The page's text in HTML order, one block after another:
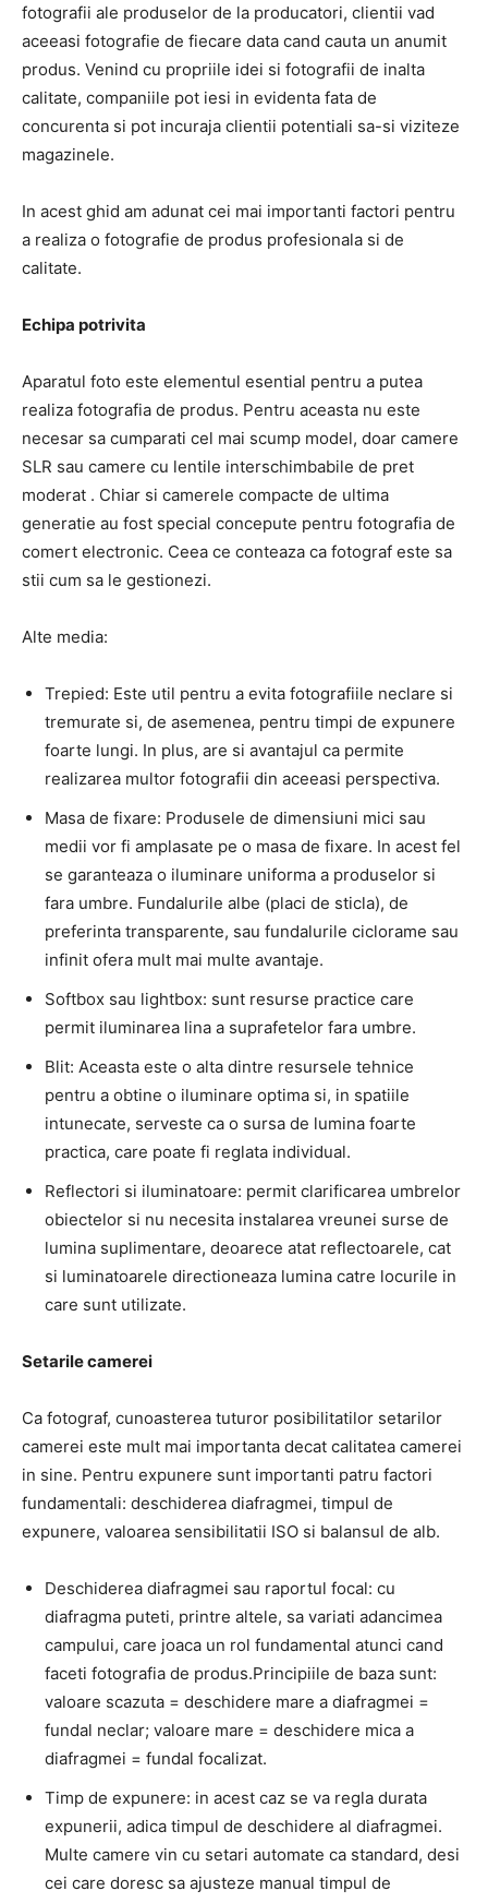
fotografii ale produselor de la producatori, clientii vad
aceeasi fotografie de fiecare data cand cauta un anumit
produs. Venind cu propriile idei si fotografii de inalta
calitate, companiile pot iesi in evidenta fata de
concurenta si pot incuraja clientii potentiali sa-si viziteze
magazinele.
In acest ghid am adunat cei mai importanti factori pentru
a realiza o fotografie de produs profesionala si de
calitate.
Echipa potrivita
Aparatul foto este elementul esential pentru a putea
realiza fotografia de produs. Pentru aceasta nu este
necesar sa cumparati cel mai scump model, doar camere
SLR sau camere cu lentile interschimbabile de pret
moderat . Chiar si camerele compacte de ultima
generatie au fost special concepute pentru fotografia de
comert electronic. Ceea ce conteaza ca fotograf este sa
stii cum sa le gestionezi.
Alte media:
Trepied: Este util pentru a evita fotografiile neclare si
tremurate si, de asemenea, pentru timpi de expunere
foarte lungi. In plus, are si avantajul ca permite
realizarea multor fotografii din aceeasi perspectiva.
Masa de fixare: Produsele de dimensiuni mici sau
medii vor fi amplasate pe o masa de fixare. In acest fel
se garanteaza o iluminare uniforma a produselor si
fara umbre. Fundalurile albe (placi de sticla), de
preferinta transparente, sau fundalurile ciclorame sau
infinit ofera mult mai multe avantaje.
Softbox sau lightbox: sunt resurse practice care
permit iluminarea lina a suprafetelor fara umbre.
Blit: Aceasta este o alta dintre resursele tehnice
pentru a obtine o iluminare optima si, in spatiile
intunecate, serveste ca o sursa de lumina foarte
practica, care poate fi reglata individual.
Reflectori si iluminatoare: permit clarificarea umbrelor
obiectelor si nu necesita instalarea vreunei surse de
lumina suplimentare, deoarece atat reflectoarele, cat
si luminatoarele directioneaza lumina catre locurile in
care sunt utilizate.
Setarile camerei
Ca fotograf, cunoasterea tuturor posibilitatilor setarilor
camerei este mult mai importanta decat calitatea camerei
in sine. Pentru expunere sunt importanti patru factori
fundamentali: deschiderea diafragmei, timpul de
expunere, valoarea sensibilitatii ISO si balansul de alb.
Deschiderea diafragmei sau raportul focal: cu
diafragma puteti, printre altele, sa variati adancimea
campului, care joaca un rol fundamental atunci cand
faceti fotografia de produs.Principiile de baza sunt:
valoare scazuta = deschidere mare a diafragmei =
fundal neclar; valoare mare = deschidere mica a
diafragmei = fundal focalizat.
Timp de expunere: in acest caz se va regla durata
expunerii, adica timpul de deschidere al diafragmei.
Multe camere vin cu setari automate ca standard, desi
cei care doresc sa ajusteze manual timpul de